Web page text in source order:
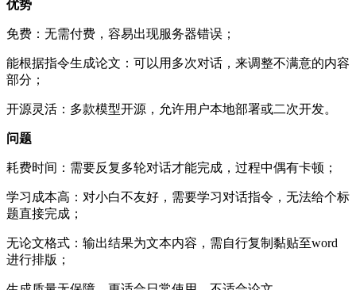
优势
免费：无需付费，容易出现服务器错误；
能根据指令生成论文：可以用多次对话，来调整不满意的内容
部分；
开源灵活：多款模型开源，允许用户本地部署或二次开发。
问题
耗费时间：需要反复多轮对话才能完成，过程中偶有卡顿；
学习成本高：对小白不友好，需要学习对话指令，无法给个标
题直接完成；
无论文格式：输出结果为文本内容，需自行复制黏贴至word
进行排版；